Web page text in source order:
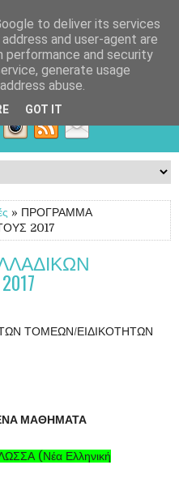
» ΠΡΟΓΡΑΜΜΑ
2017
ΤΟΜΕΩΝ/ΕΙΔΙΚΟΤΗΤΩΝ
ΜΑΘΗΜΑΤΑ
(Νέα Ελληνική
to deliver its services
and user-agent are
performance and security
generate usage
abuse.
GOT IT